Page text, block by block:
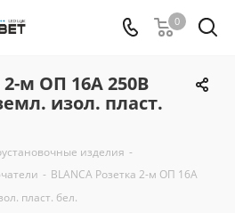
0
2-м ОП 16А 250В
изол. пласт.
изделия -
- BLANCA Розетка 2-м ОП 16А
пласт. бел.